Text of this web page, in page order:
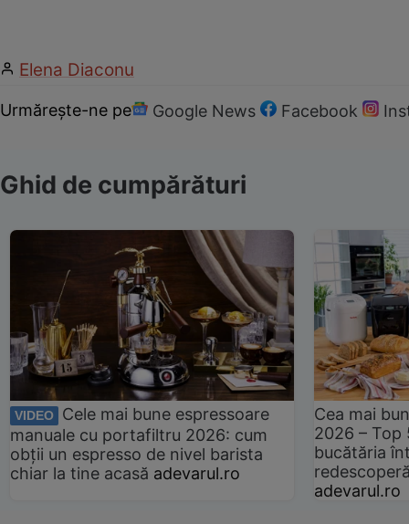
Elena Diaconu
Urmărește-ne pe Google News Facebook
Ghid de cumpărături
VIDEO
Cele mai bune espressoare
manuale cu portafiltru 2026: cum
obții un espresso de nivel barista
chiar la tine acasă adevarul.ro
Cea mai
2026 –
bucătăria
adevarul.ro